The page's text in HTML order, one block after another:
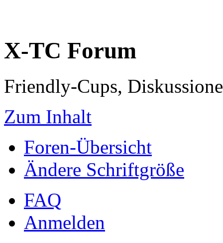
X-TC Forum
Friendly-Cups,
Zum Inhalt
Foren-Übersicht
Ändere Schriftgröße
FAQ
Anmelden